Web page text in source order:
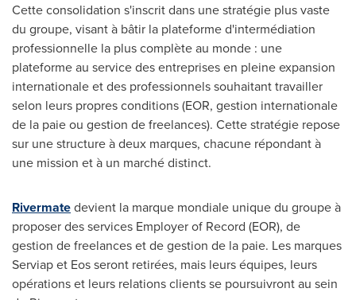
Cette consolidation s'inscrit dans une stratégie plus vaste
du groupe, visant à bâtir la plateforme d'intermédiation
professionnelle la plus complète au monde : une
plateforme au service des entreprises en pleine expansion
internationale et des professionnels souhaitant travailler
selon leurs propres conditions (EOR, gestion internationale
de la paie ou gestion de freelances). Cette stratégie repose
sur une structure à deux marques, chacune répondant à
une mission et à un marché distinct.
Rivermatedevient la marque mondiale unique du groupe à
proposer des services Employer of Record (EOR), de
gestion de freelances et de gestion de la paie. Les marques
Serviap et Eos seront retirées, mais leurs équipes, leurs
opérations et leurs relations clients se poursuivront au sein